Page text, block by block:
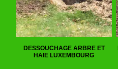
DESSOUCHAGE ARBRE ET
HAIE LUXEMBOURG